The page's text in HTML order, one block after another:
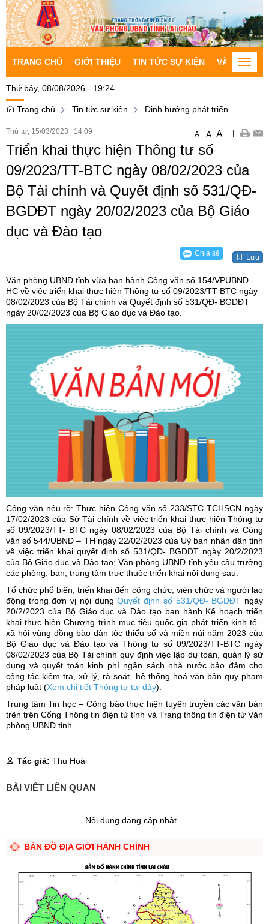
TRANG CHỦ GIỚI THIỆU TIN TỨC SỰ KIỆN VĂN BẢNToggle
Thứ bảy, 08/08/2026 - 19:24
Trang chủ Tin tức sự kiện Định hướng phát triển
Thứ tư, 15/03/2023 14:09 A- A A+ |
Triển khai thực hiện Thông tư số
09/2023/TT-BTC ngày 08/02/2023 của
Bộ Tài chính và Quyết định số 531/QĐ-
BGDĐT ngày 20/02/2023 của Bộ Giáo
dục và Đào tạo
Chia sẻ Lưu
Văn phòng UBND tỉnh vừa ban hành Công văn số 154/VPUBND -
HC về việc triển khai thực hiện Thông tư số 09/2023/TT-BTC ngày
08/02/2023 của Bộ Tài chính và Quyết định số 531/QĐ- BGDĐT
ngày 20/02/2023 của Bộ Giáo dục và Đào tạo.
Công văn nêu rõ: Thực hiện Công văn số 233/STC-TCHSCN ngày
17/02/2023 của Sở Tài chính về việc triển khai thực hiện Thông tư
số 09/2023/TT- BTC ngày 08/02/2023 của Bộ Tài chính và Công
văn số 544/UBND – TH ngày 22/02/2023 của Uỷ ban nhân dân tỉnh
về việc triển khai quyết định số 531/QĐ- BGDĐT ngày 20/2/2023
của Bộ Giáo dục và Đào tạo; Văn phòng UBND tỉnh yêu cầu trưởng
các phòng, ban, trung tâm trực thuộc triển khai nội dung sau:
Tổ chức phổ biến, triển khai đến công chức, viên chức và người lao
động trong đơn vị nội dung Quyết định số 531/QĐ- BGDĐT ngày
20/2/2023 của Bộ Giáo dục và Đào tạo ban hành Kế hoạch triển
khai thực hiện Chương trình mục tiêu quốc gia phát triển kinh tế -
xã hội vùng đồng bào dân tộc thiểu số và miền núi năm 2023 của
Bộ Giáo dục và Đào tạo và Thông tư số 09/2023/TT-BTC ngày
08/02/2023 của Bộ Tài chính quy định việc lập dự toán, quản lý sử
dụng và quyết toán kinh phí ngân sách nhà nước bảo đảm cho
công tác kiểm tra, xử lý, rà soát, hệ thống hoá văn bản quy phạm
pháp luật (Xem chi tiết Thông tư tại đây).
Trung tâm Tin học – Công báo thực hiện tuyên truyền các văn bản
trên trên Cổng Thông tin điện tử tỉnh và Trang thông tin điện tử Văn
phòng UBND tỉnh.
Tác giả: Thu Hoài
BÀI VIẾT LIÊN QUAN
Nội dung đang cập nhật...
BẢN ĐỒ ĐỊA GIỚI HÀNH CHÍNH